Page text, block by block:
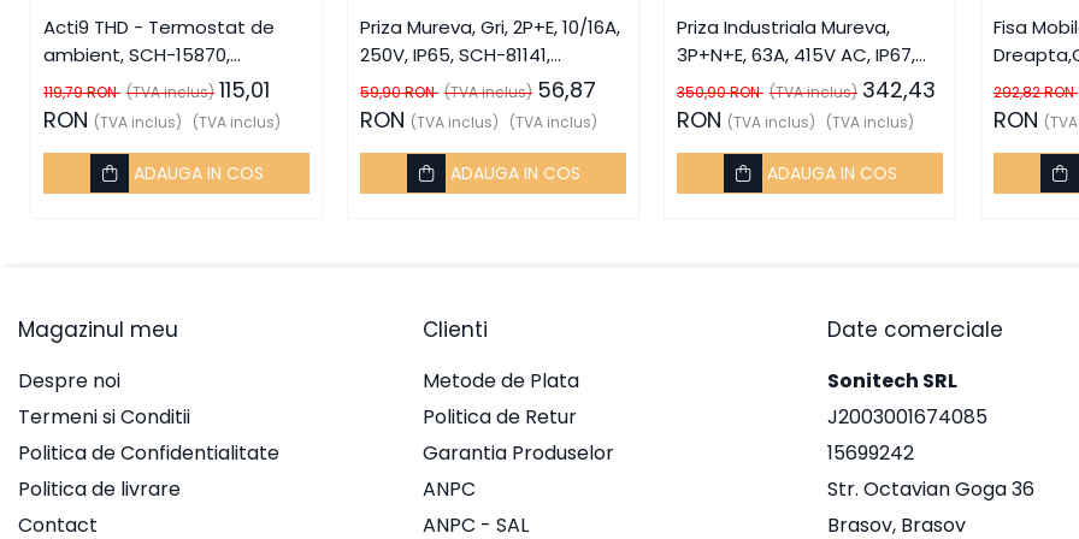
Prize multimedia
Prize și fișe industriale
Rame
Sonerii
Protecția circuitelor, protecții
diferențiale și descărcătoare
Contactoare
Contactoare modulare
Descărcătoare
Acti9 THD - Termostat de
ambient, SCH-15870,
Schneider Electric - Schneider
119,79 RON (TVA inclus) 115,01
RON (TVA inclus) (TVA inclus)
ADAUGA IN COS
Priza Mureva, Gri, 2P+E, 10/16A,
250V, IP65, SCH-81141,
Schneider Electric - Schneider
59,90 RON (TVA inclus) 56,87
RON (TVA inclus) (TVA inclus)
ADAUGA IN COS
Priza Industriala Mureva,
3P+N+E, 63A, 415V AC, IP67,
SCH-81183, Schneider Electric
- Schneider
350,90 RON (TVA inclus) 342,43
RON (TVA inclus) (TVA inclus)
ADAUGA IN COS
Fisa
63A.
81383,
292,82 RON
RON
Magazinul meu
Despre noi
Termeni si Conditii
Politica de Confidentialitate
Politica de livrare
Contact
Clienti
Metode de Plata
Politica de Retur
Garantia Produselor
ANPC
ANPC - SAL
Date comerciale
Sonitech SRL
J2003001674085
15699242
Str. Octavian Goga 36
Brasov, Brasov